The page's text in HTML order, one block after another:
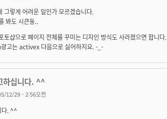
그렇게 어려운 일인가 모르겠습니다.
봐도 시큰둥..
토샵으로 페이지 전체를 꾸미는 디자인 방식도 사라졌으면 합니다.
고는 activex 다음으로 싫어하지요. -_-
하십니다. ^^
12/29 - 2:56오전
다. ^^